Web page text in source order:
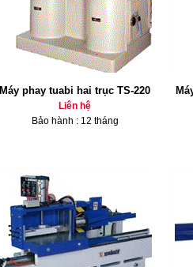
Máy phay tuabi hai trục TS-220
Liên hệ
Bảo hành : 12 tháng